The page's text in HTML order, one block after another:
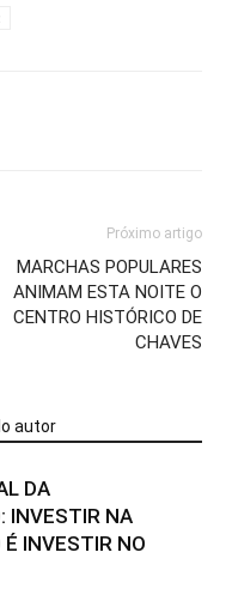
Próximo artigo
MARCHAS POPULARES
ANIMAM ESTA NOITE O
CENTRO HISTÓRICO DE
CHAVES
autor
DA
INVESTIR NA
INVESTIR NO